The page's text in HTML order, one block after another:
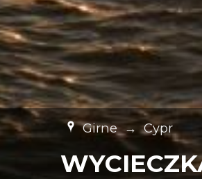
Girne → Cypr